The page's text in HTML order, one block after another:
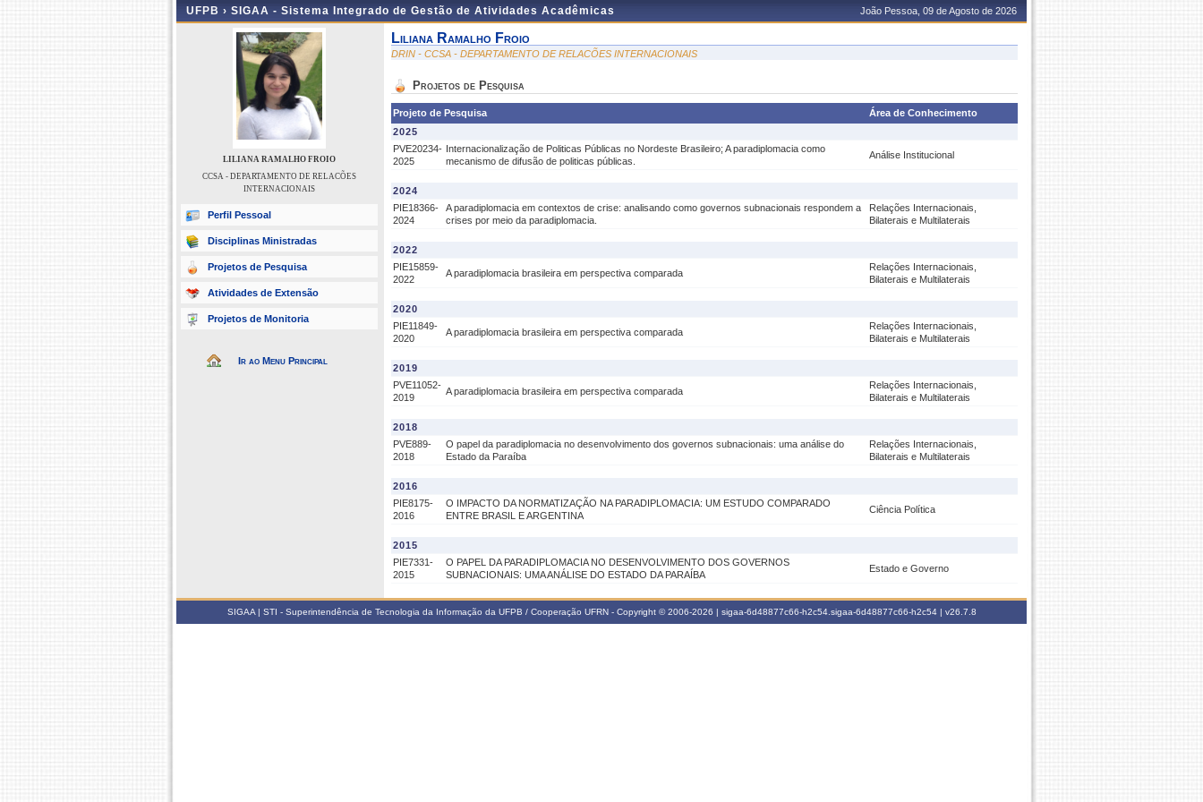
UFPB › SIGAA - Sistema Integrado de Gestão de Atividades Acadêmicas João Pessoa, 09 de Agosto de 2026
LILIANA RAMALHO FROIO
CCSA - DEPARTAMENTO DE RELACÕES
INTERNACIONAIS
Perfil Pessoal
Disciplinas Ministradas
Projetos de Pesquisa
Atividades de Extensão
Projetos de Monitoria
Ir ao Menu Principal
Liliana Ramalho Froio
DRIN - CCSA - DEPARTAMENTO DE RELACÕES INTERNACIONAIS
Projetos de Pesquisa
Projeto de Pesquisa
Área de Conhecimento
2025
PVE20234-
2025
Internacionalização de Politicas Públicas no Nordeste Brasileiro; A paradiplomacia como
mecanismo de difusão de politicas públicas.
Análise Institucional
2024
PIE18366-
2024
A paradiplomacia em contextos de crise: analisando como governos subnacionais respondem a
crises por meio da paradiplomacia.
Relações Internacionais,
Bilaterais e Multilaterais
2022
PIE15859-
2022
A paradiplomacia brasileira em perspectiva comparada
Relações Internacionais,
Bilaterais e Multilaterais
2020
PIE11849-
2020
A paradiplomacia brasileira em perspectiva comparada
Relações Internacionais,
Bilaterais e Multilaterais
2019
PVE11052-
2019
A paradiplomacia brasileira em perspectiva comparada
Relações Internacionais,
Bilaterais e Multilaterais
2018
PVE889-
2018
O papel da paradiplomacia no desenvolvimento dos governos subnacionais: uma análise do
Estado da Paraíba
Relações Internacionais,
Bilaterais e Multilaterais
2016
PIE8175-
2016
O IMPACTO DA NORMATIZAÇÃO NA PARADIPLOMACIA: UM ESTUDO COMPARADO
ENTRE BRASIL E ARGENTINA
Ciência Política
2015
PIE7331-
2015
O PAPEL DA PARADIPLOMACIA NO DESENVOLVIMENTO DOS GOVERNOS
SUBNACIONAIS: UMA ANÁLISE DO ESTADO DA PARAÍBA
Estado e Governo
SIGAA | STI - Superintendência de Tecnologia da Informação da UFPB / Cooperação UFRN - Copyright © 2006-2026 | sigaa-6d48877c66-h2c54.sigaa-6d48877c66-h2c54 | v26.7.8